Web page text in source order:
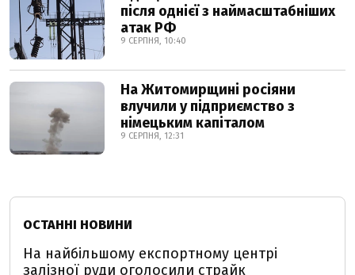
після однієї з наймасштабніших
атак РФ
9 СЕРПНЯ, 10:40
На Житомирщині росіяни
влучили у підприємство з
німецьким капіталом
9 СЕРПНЯ, 12:31
ОСТАННІ НОВИНИ
На найбільшому експортному центрі
залізної руди оголосили страйк